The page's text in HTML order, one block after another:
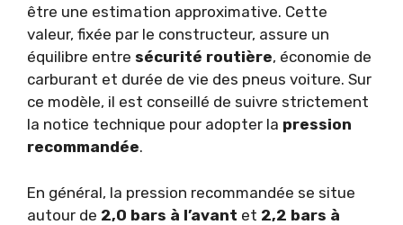
être une estimation approximative. Cette
valeur, fixée par le constructeur, assure un
équilibre entre sécurité routière, économie de
carburant et durée de vie des pneus voiture. Sur
ce modèle, il est conseillé de suivre strictement
la notice technique pour adopter la pression
recommandée.
En général, la pression recommandée se situe
autour de 2,0 bars à l’avant et 2,2 bars à